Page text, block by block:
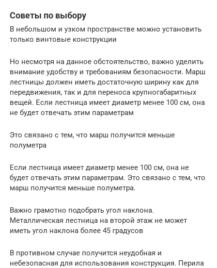
Советы по выбору
В небольшом и узком пространстве можно установить
только винтовые конструкции
Но несмотря на данное обстоятельство, важно уделить
внимание удобству и требованиям безопасности. Марш
лестницы должен иметь достаточную ширину как для
передвижения, так и для переноса крупногабаритных
вещей. Если лестница имеет диаметр менее 100 см, она
не будет отвечать этим параметрам
Это связано с тем, что марш получится меньше
полуметра
Если лестница имеет диаметр менее 100 см, она не
будет отвечать этим параметрам. Это связано с тем, что
марш получится меньше полуметра.
Важно грамотно подобрать угол наклона.
Металлическая лестница на второй этаж не может
иметь угол наклона более 45 градусов
В противном случае получится неудобная и
небезопасная для использования конструкция. Перила